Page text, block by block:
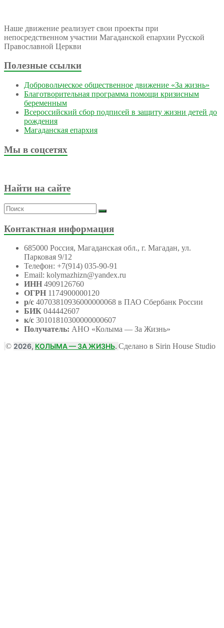
Наше движение реализует свои проекты при
непосредственном участии Магаданской епархии Русской
Православной Церкви
Полезные ссылки
Добровольческое общественное движение «За жизнь»
Благотворительная программа помощи кризисным
беременным
Всероссийский сбор подписей в защиту жизни детей до
рождения
Магаданская епархия
Мы в соцсетях
Найти на сайте
Контактная информация
685000 Россия, Магаданская обл., г. Магадан, ул.
Парковая 9/12
Телефон: +7(914) 035-90-91
Email: kolymazhizn@yandex.ru
ИНН 4909126760
ОГРН 1174900000120
р/с 40703810936000000068 в ПАО Сбербанк России
БИК 044442607
к/с 30101810300000000607
Получатель: АНО «Колыма — За Жизнь»
© 2026, КОЛЫМА — ЗА ЖИЗНЬ. Сделано в Sirin House Studio